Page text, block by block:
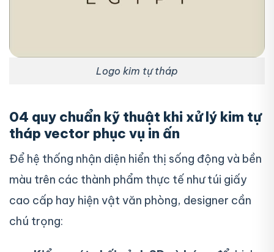
Logo kim tự tháp
04 quy chuẩn kỹ thuật khi xử lý kim tự
tháp vector phục vụ in ấn
Để hệ thống nhận diện hiển thị sống động và bền
màu trên các thành phẩm thực tế như túi giấy
cao cấp hay hiện vật văn phòng, designer cần
chú trọng: